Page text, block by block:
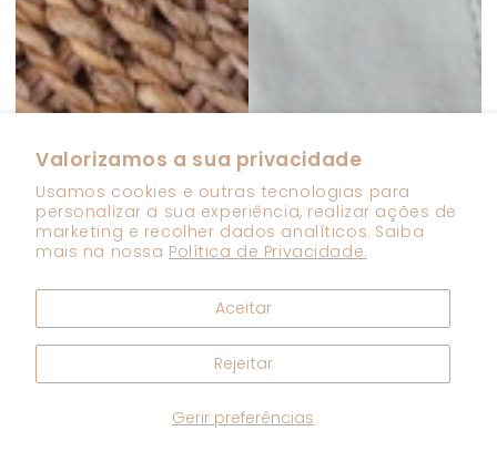
Valorizamos a sua privacidade
Usamos cookies e outras tecnologias para
personalizar a sua experiência, realizar ações de
marketing e recolher dados analíticos. Saiba
mais na nossa Política de Privacidade.
Gerir preferências
Aceitar
Rejeitar